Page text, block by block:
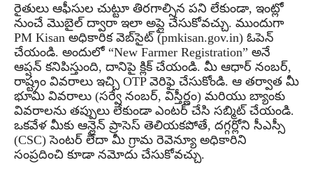
రైతులు ఆఫీసుల చుట్టూ తిరగాల్సిన పని లేకుండా, ఇంట్లో
నుంచే మొబైల్ ద్వారా ఇలా అప్లై చేసుకోవచ్చు. ముందుగా
PM Kisan అధికారిక వెబ్‌సైట్ (pmkisan.gov.in) ఓపెన్
చేయండి. అందులో “New Farmer Registration” అనే
ఆప్షన్ కనిపిస్తుంది, దానిపై క్లిక్ చేయండి. మీ ఆధార్ నంబర్,
రాష్ట్రం వివరాలు ఇచ్చి OTP వెరిఫై చేసుకోండి. ఆ తర్వాత మీ
భూమి వివరాలు (సర్వే నంబర్, విస్తీర్ణం) మరియు బ్యాంకు
వివరాలను తప్పులు లేకుండా ఎంటర్ చేసి సబ్మిట్ చేయండి.
ఒకవేళ మీకు ఆన్లైన్ ప్రాసెస్ తెలియకపోతే, దగ్గర్లోని సీఎస్సీ
(CSC) సెంటర్ లేదా మీ గ్రామ రెవెన్యూ అధికారిని
సంప్రదించి కూడా నమోదు చేసుకోవచ్చు.